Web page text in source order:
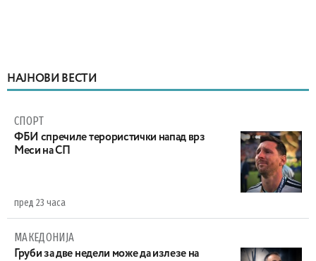
НАЈНОВИ ВЕСТИ
СПОРТ
ФБИ спречиле терористички напад врз
Меси на СП
пред 23 часа
МАКЕДОНИЈА
Груби за две недели може да излезе на